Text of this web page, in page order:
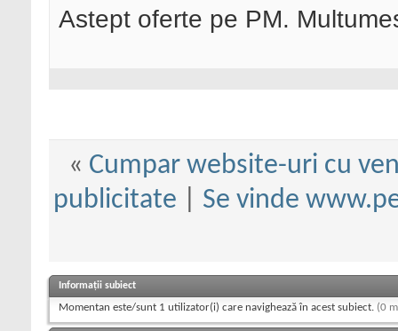
Astept oferte pe PM.
« Cumpar website-uri cu
publicitate
Se vinde
Informații subiect
Momentan este/sunt 1 utilizator(i) care navighează în acest subiect. (0